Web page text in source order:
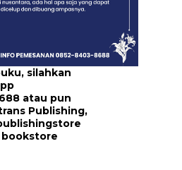
silahkan
atau pun
Publishing,